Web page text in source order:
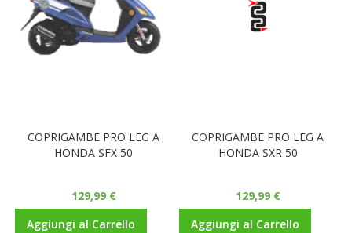
COPRIGAMBE PRO LEG A
HONDA SFX 50
129,99 €
Aggiungi al Carrello
COPRIGAMBE PRO LEG A
HONDA SXR 50
129,99 €
Aggiungi al Carrello